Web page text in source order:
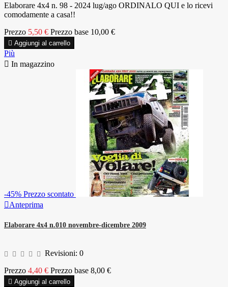
Elaborare 4x4 n. 98 - 2024 lug/ago ORDINALO QUI e lo ricevi
comodamente a casa!!
Prezzo 5,50 € Prezzo base 10,00 €
 Aggiungi al carrello
Più
 In magazzino
-45% Prezzo scontato
Anteprima
Elaborare 4x4 n.010 novembre-dicembre 2009
Revisioni: 0
Prezzo 4,40 € Prezzo base 8,00 €
 Aggiungi al carrello